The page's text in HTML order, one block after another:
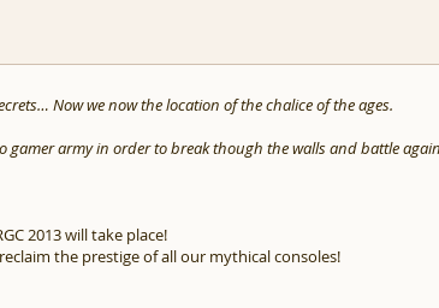
Now we now the location of the chalice of the ages.
army in order to break though the walls and battle
2013 will take place!
the prestige of all our mythical consoles!